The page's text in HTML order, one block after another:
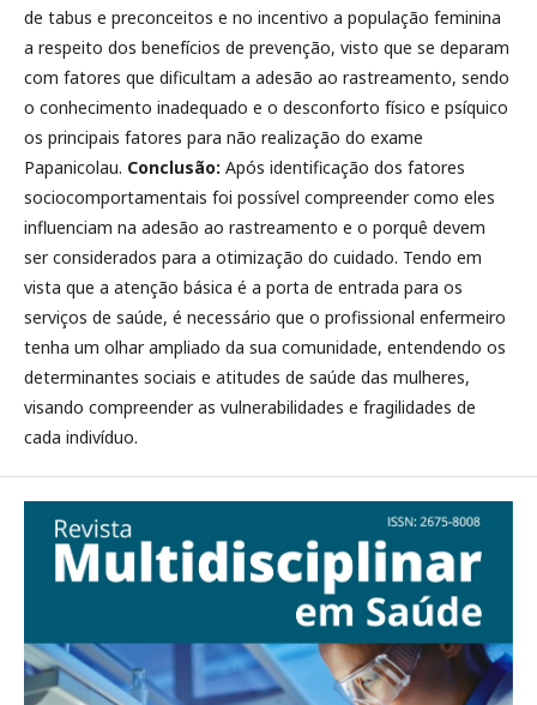
de tabus e preconceitos e no incentivo a população feminina
a respeito dos benefícios de prevenção, visto que se deparam
com fatores que dificultam a adesão ao rastreamento, sendo
o conhecimento inadequado e o desconforto físico e psíquico
os principais fatores para não realização do exame
Papanicolau. Conclusão: Após identificação dos fatores
sociocomportamentais foi possível compreender como eles
influenciam na adesão ao rastreamento e o porquê devem
ser considerados para a otimização do cuidado. Tendo em
vista que a atenção básica é a porta de entrada para os
serviços de saúde, é necessário que o profissional enfermeiro
tenha um olhar ampliado da sua comunidade, entendendo os
determinantes sociais e atitudes de saúde das mulheres,
visando compreender as vulnerabilidades e fragilidades de
cada indivíduo.